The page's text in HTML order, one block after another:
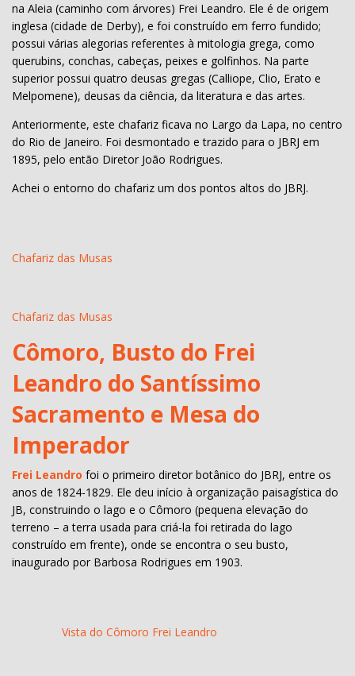
na Aleia (caminho com árvores) Frei Leandro. Ele é de origem
inglesa (cidade de Derby), e foi construído em ferro fundido;
possui várias alegorias referentes à mitologia grega, como
querubins, conchas, cabeças, peixes e golfinhos. Na parte
superior possui quatro deusas gregas (Calliope, Clio, Erato e
Melpomene), deusas da ciência, da literatura e das artes.
Anteriormente, este chafariz ficava no Largo da Lapa, no centro
do Rio de Janeiro. Foi desmontado e trazido para o JBRJ em
1895, pelo então Diretor João Rodrigues.
Achei o entorno do chafariz um dos pontos altos do JBRJ.
Chafariz das Musas
Chafariz das Musas
Cômoro, Busto do Frei
Leandro do Santíssimo
Sacramento e Mesa do
Imperador
Frei Leandro foi o primeiro diretor botânico do JBRJ, entre os
anos de 1824-1829. Ele deu início à organização paisagística do
JB, construindo o lago e o Cômoro (pequena elevação do
terreno – a terra usada para criá-la foi retirada do lago
construído em frente), onde se encontra o seu busto,
inaugurado por Barbosa Rodrigues em 1903.
Vista do Cômoro Frei Leandro